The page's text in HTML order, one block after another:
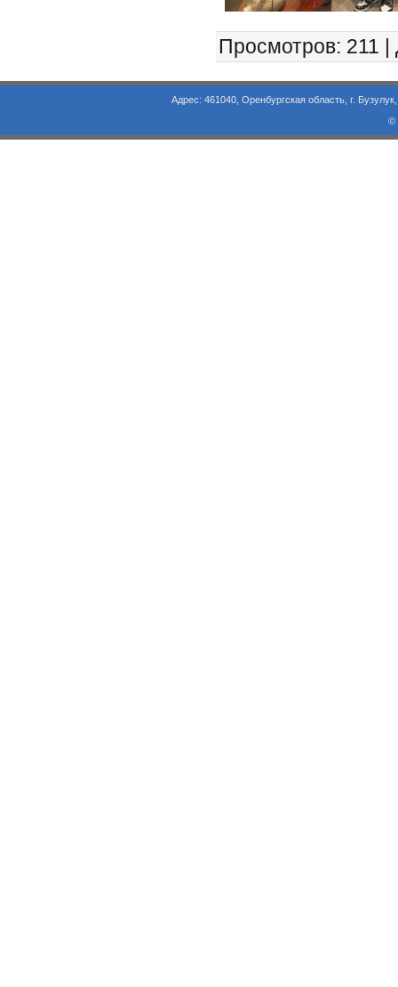
Просмотров: 211 |
Адрес: 461040, Оренбургская область, г. Бузулук, ул.
©